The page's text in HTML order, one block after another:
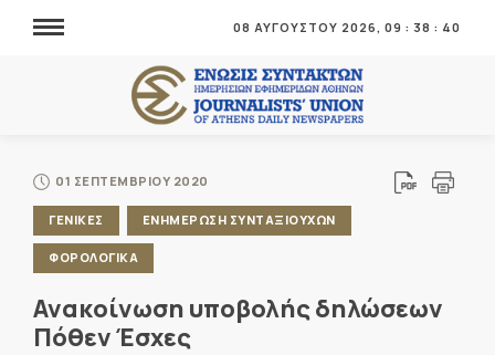
08 ΑΥΓΟΥΣΤΟΥ 2026, 09 : 38 : 41
01 ΣΕΠΤΕΜΒΡΙΟΥ 2020
ΓΕΝΙΚΕΣ ΕΝΗΜΕΡΩΣΗ ΣΥΝΤΑΞΙΟΥΧΩΝ
ΦΟΡΟΛΟΓΙΚΑ
Ανακοίνωση υποβολής δηλώσεων
Πόθεν Έσχες